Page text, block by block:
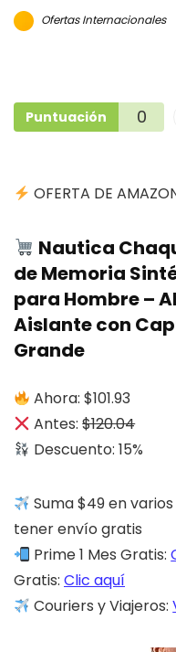
Ofertas Internacionales
Puntuación 0
OFERTA DE
Nautica
de Memoria
para Hombre –
Aislante con
Grande
Ahora: $101.93
Antes:$120.04
Descuento: 15%
Suma $49 en
tener envío gratis
Prime 1 Mes Gratis:
Gratis: Clic aquí
Couriers y Viajeros: